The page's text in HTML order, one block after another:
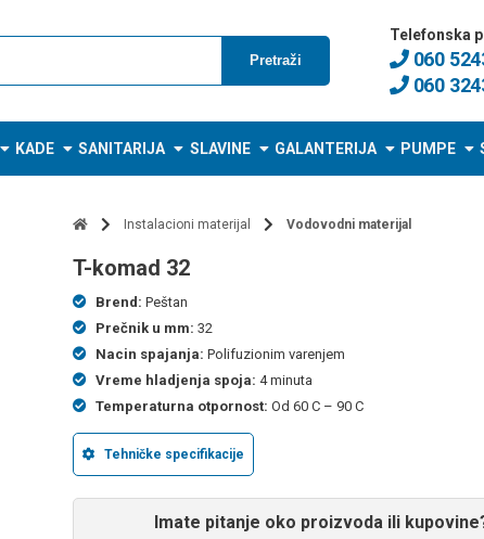
Pretraži
Telefonska
060
060
KADE SANITARIJA SLAVINE GALANTERIJA PUMPE
Instalacioni materijal Vodovodni materijal
t-komad 32
Brend: Peštan
Prečnik u mm: 32
Nacin spajanja: Polifuzionim varenjem
Vreme hladjenja spoja: 4 minuta
Temperaturna otpornost: Od 60 C – 90 C
Tehničke specifikacije
Imate pitanje oko proizvoda ili